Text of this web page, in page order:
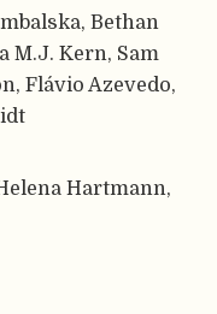
Bethan
M.J. Kern, Sam
Flávio Azevedo,
Hartmann,